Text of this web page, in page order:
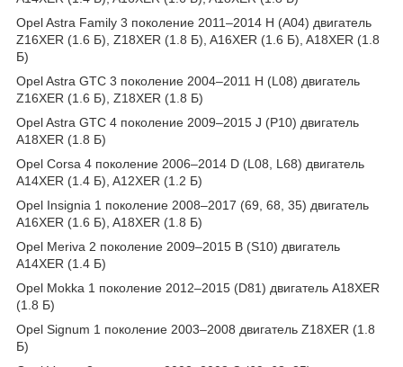
Opel Astra Family 3 поколение 2011–2014 H (A04) двигатель
Z16XER (1.6 Б), Z18XER (1.8 Б), A16XER (1.6 Б), A18XER (1.8
Б)
Opel Astra GTC 3 поколение 2004–2011 H (L08) двигатель
Z16XER (1.6 Б), Z18XER (1.8 Б)
Opel Astra GTC 4 поколение 2009–2015 J (P10) двигатель
A18XER (1.8 Б)
Opel Corsa 4 поколение 2006–2014 D (L08, L68) двигатель
A14XER (1.4 Б), A12XER (1.2 Б)
Opel Insignia 1 поколение 2008–2017 (69, 68, 35) двигатель
A16XER (1.6 Б), A18XER (1.8 Б)
Opel Meriva 2 поколение 2009–2015 B (S10) двигатель
A14XER (1.4 Б)
Opel Mokka 1 поколение 2012–2015 (D81) двигатель A18XER
(1.8 Б)
Opel Signum 1 поколение 2003–2008 двигатель Z18XER (1.8
Б)